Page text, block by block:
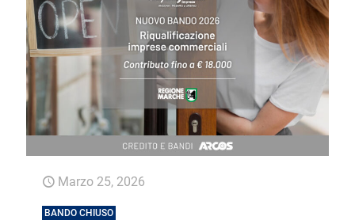
Marzo 25, 2026
BANDO CHIUSO